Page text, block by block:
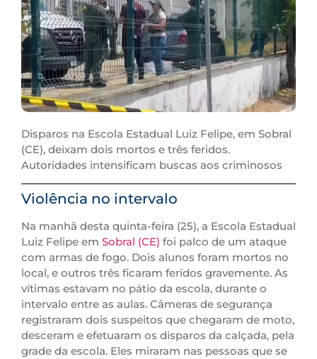
Disparos na Escola Estadual Luiz Felipe, em Sobral
(CE), deixam dois mortos e três feridos.
Autoridades intensificam buscas aos criminosos
Violência no intervalo
Na manhã desta quinta-feira (25), a Escola Estadual
Luiz Felipe em Sobral (CE) foi palco de um ataque
com armas de fogo. Dois alunos foram mortos no
local, e outros três ficaram feridos gravemente. As
vítimas estavam no pátio da escola, durante o
intervalo entre as aulas. Câmeras de segurança
registraram dois suspeitos que chegaram de moto,
desceram e efetuaram os disparos da calçada, pela
grade da escola. Eles miraram nas pessoas que se